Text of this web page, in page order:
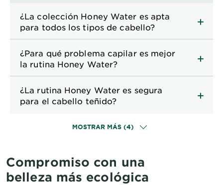
¿La colección Honey Water es apta
para todos los tipos de cabello?
¿Para qué problema capilar es mejor
la rutina Honey Water?
¿La rutina Honey Water es segura
para el cabello teñido?
MOSTRAR MÁS (4)
Compromiso con una
belleza más ecológica